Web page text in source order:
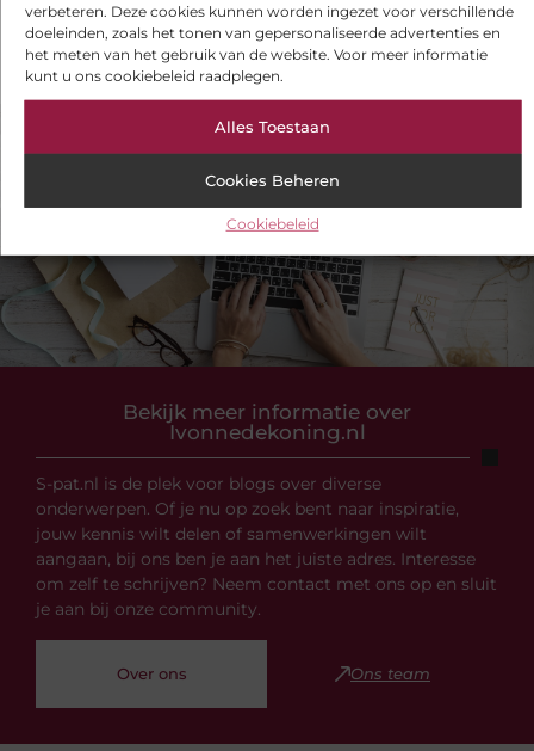
verbeteren. Deze cookies kunnen worden ingezet voor verschillende
doeleinden, zoals het tonen van gepersonaliseerde advertenties en
het meten van het gebruik van de website. Voor meer informatie
kunt u ons cookiebeleid raadplegen.
Alles Toestaan
Cookies Beheren
Cookiebeleid
Let op verborgen schade achter verf
Bekijk meer informatie over
Ivonnedekoning.nl
S-pat.nl is de plek voor blogs over diverse
onderwerpen. Of je nu op zoek bent naar inspiratie,
jouw kennis wilt delen of samenwerkingen wilt
aangaan, bij ons ben je aan het juiste adres. Interesse
om zelf te schrijven? Neem contact met ons op en sluit
je aan bij onze community.
Over ons Ons team